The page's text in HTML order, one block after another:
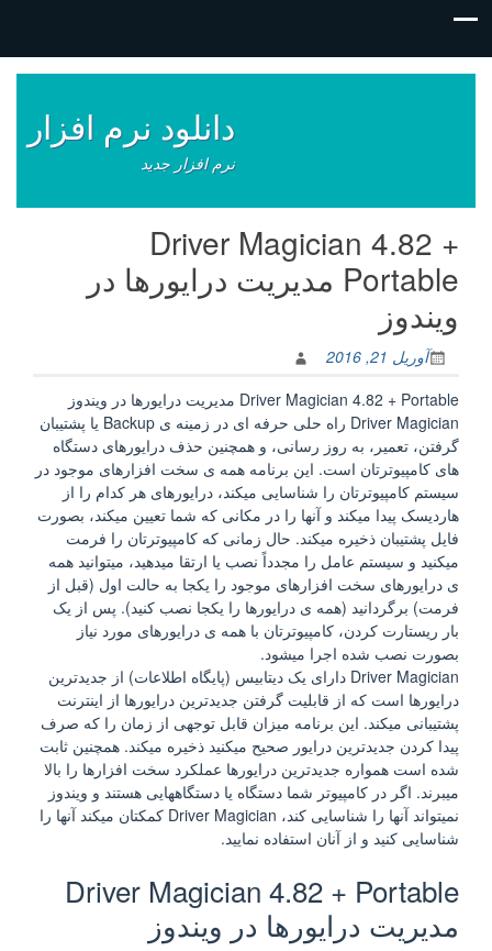
نوشته‌ها
دانلود نرم افزار
نرم افزار جدید
Driver Magician 4.82 +
Portable مدیریت درایورها در
ویندوز
آوریل 21, 2016
Driver Magician 4.82 + Portable مدیریت درایورها در ویندوز
Driver Magician راه حلی حرفه ای در زمینه ی Backup یا پشتیبان
گرفتن، تعمیر، به روز رسانی، و همچنین حذف درایورهای دستگاه
های کامپیوترتان است. این برنامه همه ی سخت افزارهای موجود در
سیستم کامپیوترتان را شناسایی میکند، درایورهای هر کدام را از
هاردیسک پیدا میکند و آنها را در مکانی که شما تعیین میکند، بصورت
فایل پشتیبان ذخیره میکند. حال زمانی که کامپیوترتان را فرمت
میکنید و سیستم عامل را مجدداً نصب یا ارتقا میدهید، میتوانید همه
ی درایورهای سخت افزارهای موجود را یکجا به حالت اول (قبل از
فرمت) برگردانید (همه ی درایورها را یکجا نصب کنید). پس از یک
بار ریستارت کردن، کامپیوترتان با همه ی درایورهای مورد نیاز
بصورت نصب شده اجرا میشود.
Driver Magician دارای یک دیتابیس (پایگاه اطلاعات) از جدیدترین
درایورها است که از قابلیت گرفتن جدیدترین درایورها از اینترنت
پشتیبانی میکند. این برنامه میزان قابل توجهی از زمان را که صرف
پیدا کردن جدیدترین درایور صحیح میکنید ذخیره میکند. همچنین ثابت
شده است همواره جدیدترین درایورها عملکرد سخت افزارها را بالا
میبرند. اگر در کامپیوتر شما دستگاه یا دستگاههایی هستند و ویندوز
نمیتواند آنها را شناسایی کند، Driver Magician کمکتان میکند آنها را
شناسایی کنید و از آنان استفاده نمایید.
Driver Magician 4.82 + Portable
مدیریت درایورها در ویندوز